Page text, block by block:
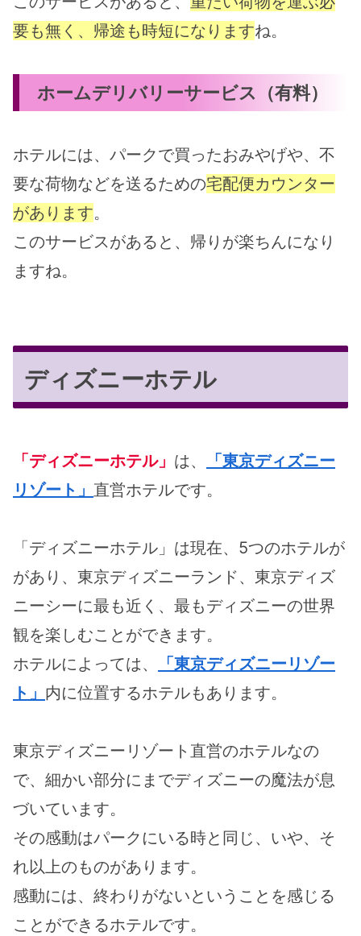
要も無く、帰途も時短になりますね。
ホームデリバリーサービス（有料）
ホテルには、パークで買ったおみやげや、不
要な荷物などを送るための宅配便カウンター
があります。
このサービスがあると、帰りが楽ちんになり
ますね。
ディズニーホテル
「ディズニーホテル」 は、
「東京ディズニー
リゾート」 直営ホテルです。
「ディズニーホテル」は現在、5つのホテルが
があり、東京ディズニーランド、東京ディズ
ニーシーに最も近く、最もディズニーの世界
観を楽しむことができます。
ホテルによっては、
「東京ディズニーリゾー
ト」 内に位置するホテルもあります。
東京ディズニーリゾート直営のホテルなの
で、細かい部分にまでディズニーの魔法が息
づいています。
その感動はパークにいる時と同じ、いや、そ
れ以上のものがあります。
感動には、終わりがないということを感じる
ことができるホテルです。